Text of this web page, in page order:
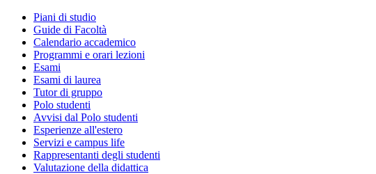
Piani di studio
Guide di Facoltà
Calendario accademico
Programmi e orari lezioni
Esami
Esami di laurea
Tutor di gruppo
Polo studenti
Avvisi dal Polo studenti
Esperienze all'estero
Servizi e campus life
Rappresentanti degli studenti
Valutazione della didattica